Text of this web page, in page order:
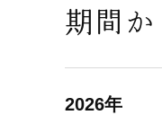
期間か
2026年